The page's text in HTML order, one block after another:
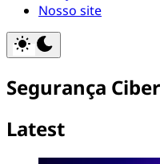
Nosso site
Segurança
Latest